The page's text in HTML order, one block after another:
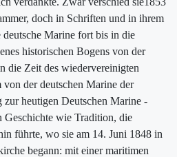
doch in Schriften und in ihrem
deutsche Marine fort bis in die
historischen Bogens von der
die Zeit des wiedervereinigten
der deutschen Marine der
zur heutigen Deutschen Marine -
wie Tradition, die
führte, wo sie am 14. Juni 1848 in
begann: mit einer maritimen